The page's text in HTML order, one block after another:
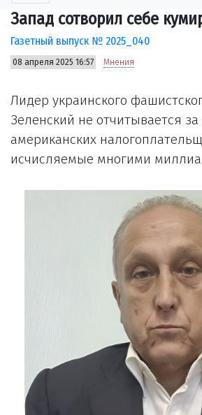
Запад сотворил себе
Газетный выпуск № 2025_040
08 апреля 2025 16:57 Мнения
Лидер украинского
Зеленский не отчитывается за
американских
исчисляемые многими